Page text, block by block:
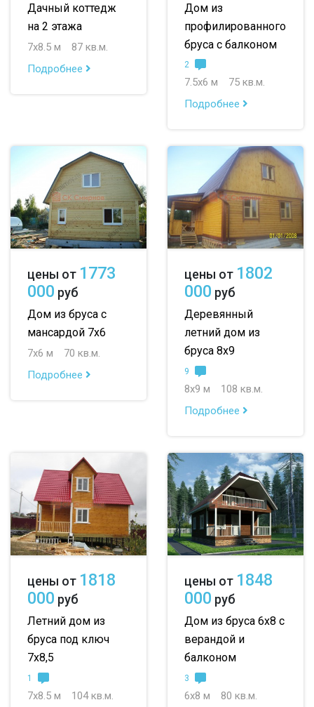
Дачный коттедж
на 2 этажа
7х8.5 м
87 кв.м.
Подробнее
Дом из
профилированного
бруса с балконом
2
7.5х6 м
75 кв.м.
Подробнее
цены от 1773
000 руб
Дом из бруса с
мансардой 7х6
7х6 м
70 кв.м.
Подробнее
цены от 1802
000 руб
Деревянный
летний дом из
бруса 8х9
9
8х9 м
108 кв.м.
Подробнее
цены от 1818
000 руб
Летний дом из
бруса под ключ
7х8,5
1
7х8.5 м 104 кв.м.
цены от 1848
000 руб
Дом из бруса 6х8 с
верандой и
балконом
3
6х8 м 80 кв.м.